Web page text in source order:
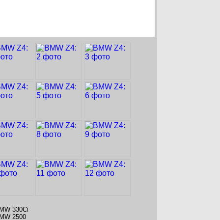
330Ci
2500